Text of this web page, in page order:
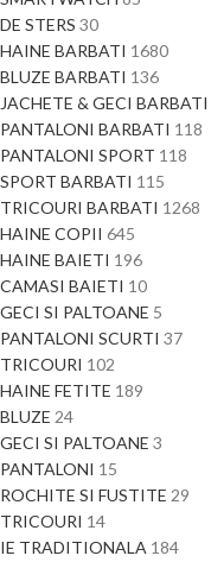
DE STERS 30
HAINE BARBATI 1680
BLUZE BARBATI 136
JACHETE & GECI BARBATI
PANTALONI BARBATI 118
PANTALONI SPORT 118
SPORT BARBATI 115
TRICOURI BARBATI 1268
HAINE COPII 645
HAINE BAIETI 196
CAMASI BAIETI 10
GECI SI PALTOANE 5
PANTALONI SCURTI 37
TRICOURI 102
HAINE FETITE 189
BLUZE 24
GECI SI PALTOANE 3
PANTALONI 15
ROCHITE SI FUSTITE 29
TRICOURI 14
IE TRADITIONALA 184